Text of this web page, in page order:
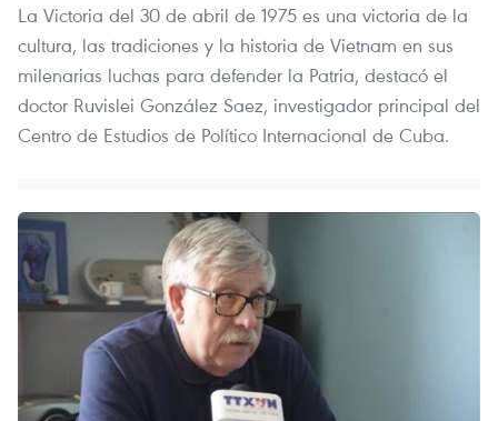
La Victoria del 30 de abril de 1975 es una victoria de la
cultura, las tradiciones y la historia de Vietnam en sus
milenarias luchas para defender la Patria, destacó el
doctor Ruvislei González Saez, investigador principal del
Centro de Estudios de Político Internacional de Cuba.